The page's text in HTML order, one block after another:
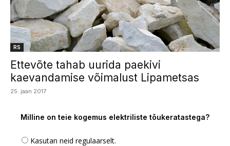
RS
Ettevõte tahab uurida paekivi
kaevandamise võimalust Lipametsas
25. jaan 2017
Milline on teie kogemus elektriliste tõukeratastega?
Kasutan neid regulaarselt.